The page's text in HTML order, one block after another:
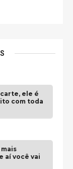
ele é
com toda
aí você vai